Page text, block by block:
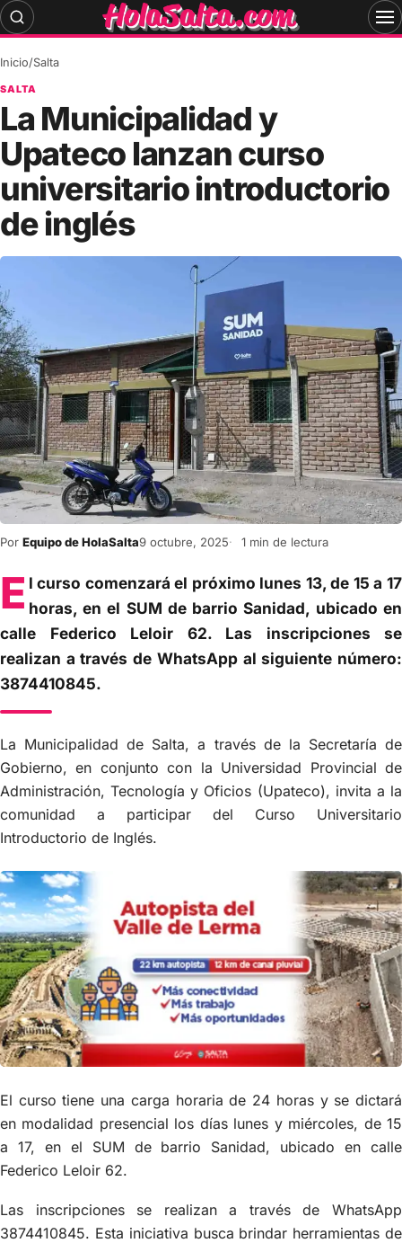
Skip
to
Inicio/Salta
SALTA
La Municipalidad y
Upateco lanzan curso
universitario introductorio
de inglés
Por Equipo de HolaSalta9 octubre, 2025 1 min de lectura
E l curso comenzará el próximo lunes 13, de 15 a 17
horas, en el SUM de barrio Sanidad, ubicado en
calle Federico Leloir 62. Las inscripciones se
realizan a través de WhatsApp al siguiente número:
3874410845.
La Municipalidad de Salta, a través de la Secretaría de
Gobierno, en conjunto con la Universidad Provincial de
Administración, Tecnología y Oficios (Upateco), invita a la
comunidad a participar del Curso Universitario
Introductorio de Inglés.
El curso tiene una carga horaria de 24 horas y se dictará
en modalidad presencial los días lunes y miércoles, de 15
a 17, en el SUM de barrio Sanidad, ubicado en calle
Federico Leloir 62.
Las inscripciones se realizan a través de WhatsApp
3874410845. Esta iniciativa busca brindar herramientas de